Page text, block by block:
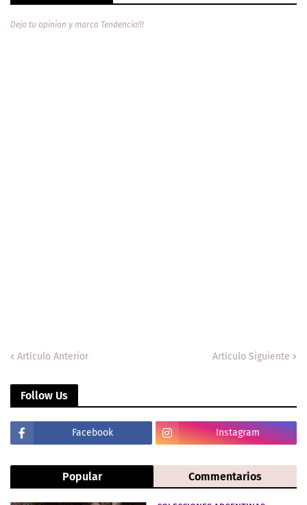
Deja tu opinion y marca Tendencia!!!
Artículo Anterior Artículo Siguiente
Follow Us
Facebook Instagram
Popular Commentarios